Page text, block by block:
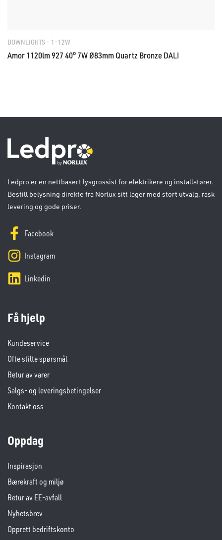
DOWNLIGHTS - 1–12W
Amor 1120lm 927 40° 7W Ø83mm Quartz Bronze DALI
Ledpro er en nettbasert lysgrossist for elektrikere og installatører.
Bestill belysning direkte fra Norlux sitt lager med stort utvalg, rask
levering og gode priser.
Facebook
Instagram
Linkedin
Få hjelp
Kundeservice
Ofte stilte spørsmål
Retur av varer
Salgs- og leveringsbetingelser
Kontakt oss
Oppdag
Inspirasjon
Bærekraft og miljø
Retur av EE-avfall
Nyhetsbrev
Opprett bedriftskonto